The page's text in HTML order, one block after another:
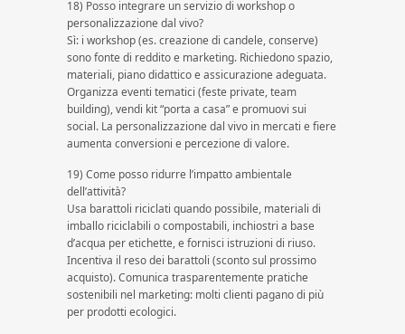
18) Posso integrare un servizio di workshop o
personalizzazione dal vivo?
Sì: i workshop (es. creazione di candele, conserve)
sono fonte di reddito e marketing. Richiedono spazio,
materiali, piano didattico e assicurazione adeguata.
Organizza eventi tematici (feste private, team
building), vendi kit “porta a casa” e promuovi sui
social. La personalizzazione dal vivo in mercati e fiere
aumenta conversioni e percezione di valore.
19) Come posso ridurre l’impatto ambientale
dell’attività?
Usa barattoli riciclati quando possibile, materiali di
imballo riciclabili o compostabili, inchiostri a base
d’acqua per etichette, e fornisci istruzioni di riuso.
Incentiva il reso dei barattoli (sconto sul prossimo
acquisto). Comunica trasparentemente pratiche
sostenibili nel marketing: molti clienti pagano di più
per prodotti ecologici.